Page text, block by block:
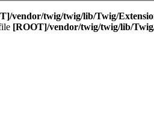
vendor/twig/twig/lib/Twig/
[ROOT]/vendor/twig/twig/lib/